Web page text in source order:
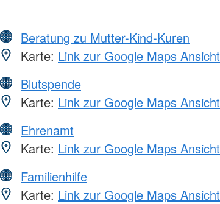
Beratung zu Mutter-Kind-Kuren
Karte: Link zur Google Maps Ansicht
Blutspende
Karte: Link zur Google Maps Ansicht
Ehrenamt
Karte: Link zur Google Maps Ansicht
Familienhilfe
Karte: Link zur Google Maps Ansicht